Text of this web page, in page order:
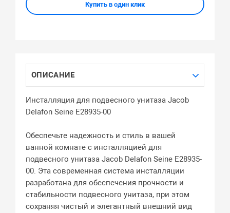
Купить в один клик
ОПИСАНИЕ
Инсталляция для подвесного унитаза Jacob
Delafon Seine E28935-00
Обеспечьте надежность и стиль в вашей
ванной комнате с инсталляцией для
подвесного унитаза Jacob Delafon Seine E28935-
00. Эта современная система инсталляции
разработана для обеспечения прочности и
стабильности подвесного унитаза, при этом
сохраняя чистый и элегантный внешний вид